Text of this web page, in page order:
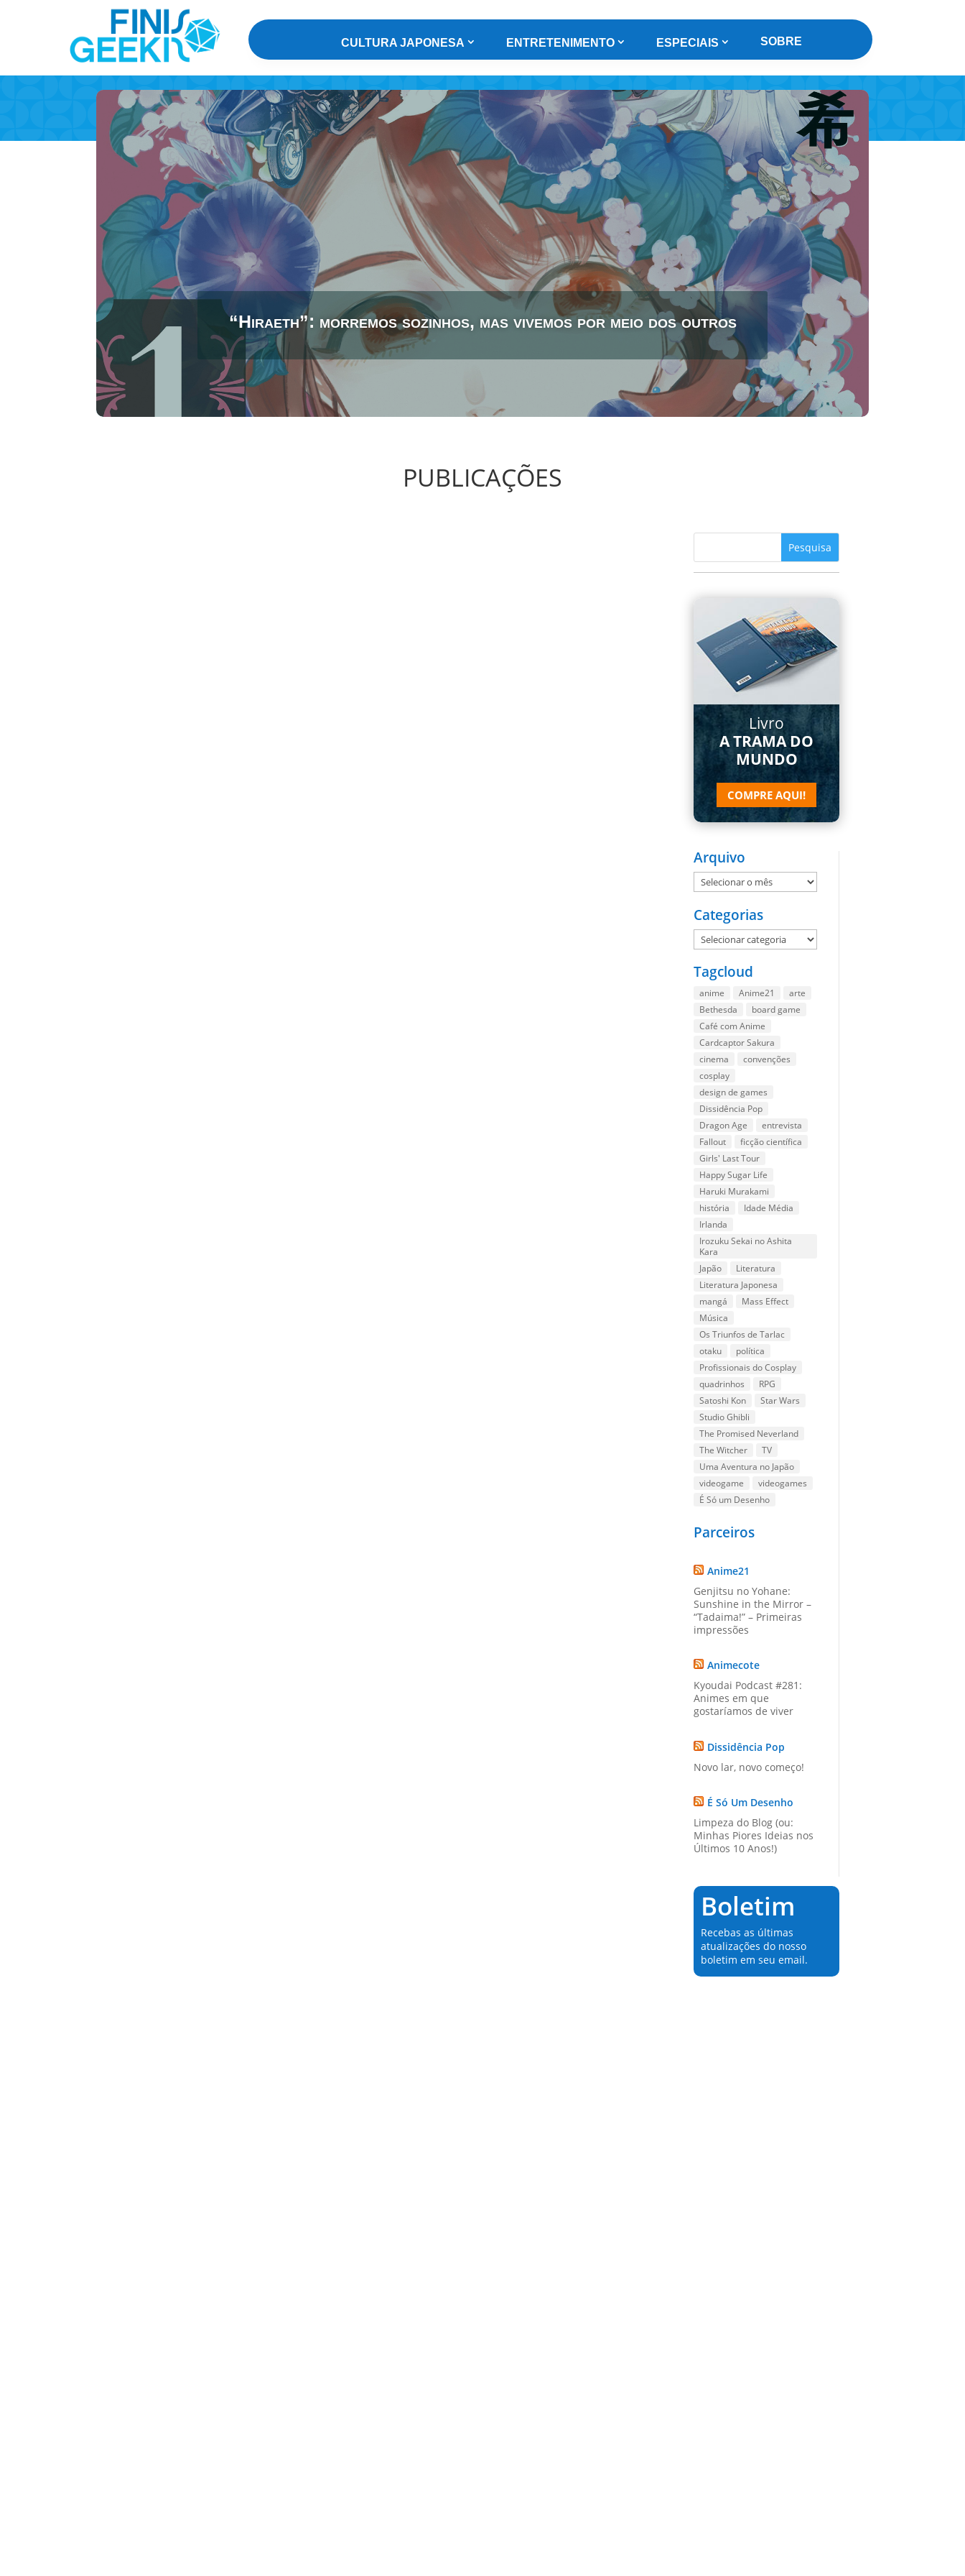
CULTURA JAPONESA ENTRETENIMENTO ESPECIAIS SOBRE
“Hiraeth”: morremos sozinhos, mas vivemos por meio dos outros
PUBLICAÇÕES
Livro
A TRAMA DO
MUNDO
COMPRE AQUI!
Arquivo
Arquivo
Categorias
Categorias
Tagcloud
anime Anime21
arte
Bethesda
board game
Café com Anime
Cardcaptor Sakura
cinema
convenções
cosplay
design de games
Dissidência Pop
Dragon Age
entrevista
Fallout
ficção científica
Girls' Last Tour
Happy Sugar Life
Haruki Murakami
história
Idade Média
Irlanda
Irozuku Sekai no Ashita
Kara
Japão
Literatura
Literatura Japonesa
mangá
Mass Effect
Música
Os Triunfos de Tarlac
otaku
política
Profissionais do Cosplay
quadrinhos
RPG
Satoshi Kon
Star Wars
Studio Ghibli
The Promised Neverland
The Witcher
TV
Uma Aventura no Japão
videogame
videogames
É Só um Desenho
Parceiros
Anime21
Genjitsu no Yohane:
Sunshine in the Mirror –
“Tadaima!” – Primeiras
impressões
Animecote
Kyoudai Podcast #281:
Animes em que
gostaríamos de viver
Dissidência Pop
Novo lar, novo começo!
É Só Um Desenho
Limpeza do Blog (ou:
Minhas Piores Ideias nos
Últimos 10 Anos!)
Boletim
Recebas as últimas
atualizações do nosso
boletim em seu email.